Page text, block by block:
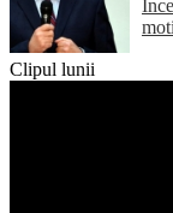
Clipul lunii